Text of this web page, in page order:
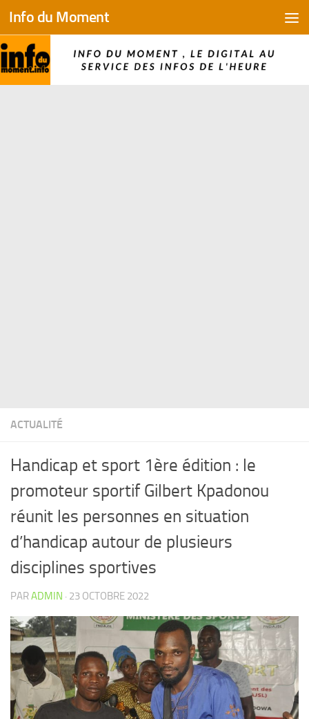
Skip to content
Info du Moment
ACTUALITÉ
Handicap et sport 1ère édition : le
promoteur sportif Gilbert Kpadonou
réunit les personnes en situation
d’handicap autour de plusieurs
disciplines sportives
PARADMIN · 23 OCTOBRE 2022